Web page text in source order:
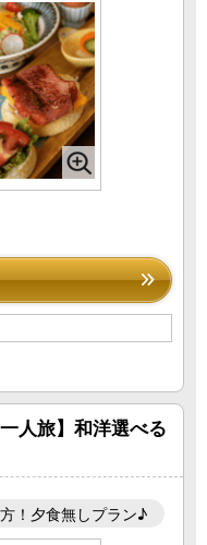
人旅】和洋選べる
！夕食無しプラン♪